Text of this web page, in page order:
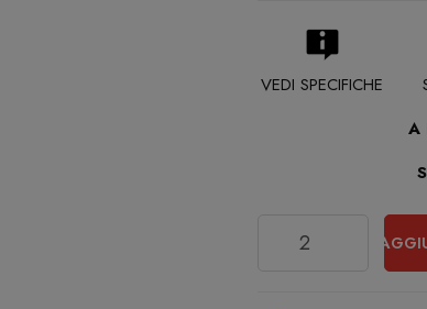
VEDI SPECIFICHE
A